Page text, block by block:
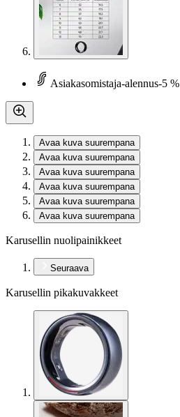
Asiakasomistaja-alennus-5 %
Avaa kuva suurempana
Avaa kuva suurempana
Avaa kuva suurempana
Avaa kuva suurempana
Avaa kuva suurempana
Avaa kuva suurempana
Karusellin nuolipainikkeet
Seuraava
Karusellin pikakuvakkeet